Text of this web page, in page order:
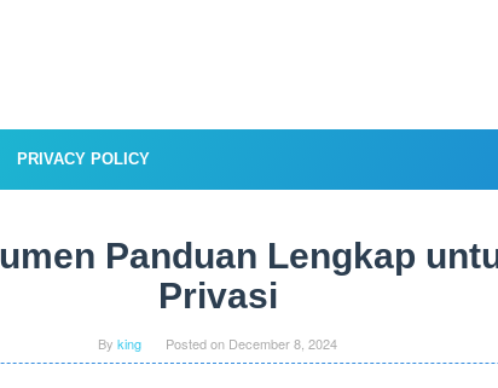
PRIVACY POLICY
Panduan Lengkap
Privasi
By king Posted on December 8, 2024